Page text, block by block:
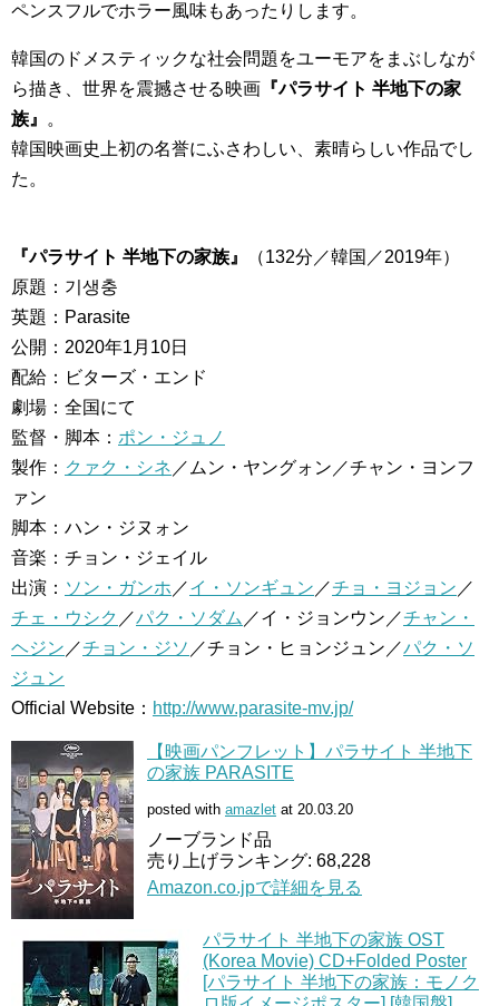
ペンスフルでホラー風味もあったりします。
韓国のドメスティックな社会問題をユーモアをまぶしなが
ら描き、世界を震撼させる映画 『パラサイト 半地下の家
族』
。
韓国映画史上初の名誉にふさわしい、素晴らしい作品でし
た。
『パラサイト 半地下の家族』
（132分／韓国／2019年）
原題：기생충
英題：Parasite
公開：2020年1月10日
配給：ビターズ・エンド
劇場：全国にて
監督・脚本： ポン・ジュノ
製作： クァク・シネ ／ムン・ヤングォン／チャン・ヨンフ
ァン
脚本：ハン・ジヌォン
音楽：チョン・ジェイル
出演： ソン・ガンホ ／イ・ソンギュン ／チョ・ヨジョン ／
チェ・ウシク ／パク・ソダム ／イ・ジョンウン／チャン・
ヘジン ／チョン・ジソ ／チョン・ヒョンジュン／パク・ソ
ジュン
Official Website： http://www.parasite-mv.jp/
【映画パンフレット】パラサイト 半地下
の家族 PARASITE
posted with amazlet at 20.03.20
ノーブランド品
売り上げランキング: 68,228
Amazon.co.jpで詳細を見る
パラサイト 半地下の家族 OST
(Korea Movie) CD+Folded Poster
[パラサイト 半地下の家族：モノク